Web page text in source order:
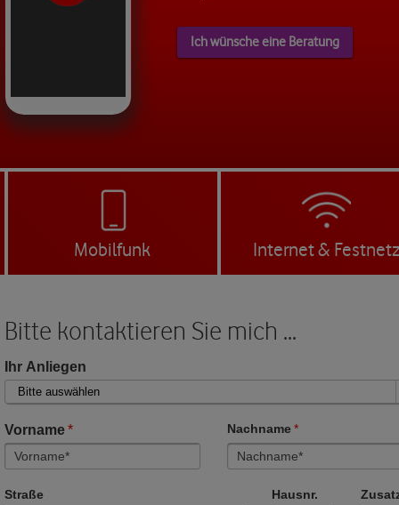
Ich wünsche eine Beratung
Mobilfunk Internet &
Bitte kontaktieren Sie mich ...
Ihr Anliegen
Vorname* Nachname*
Straße Hausnr.